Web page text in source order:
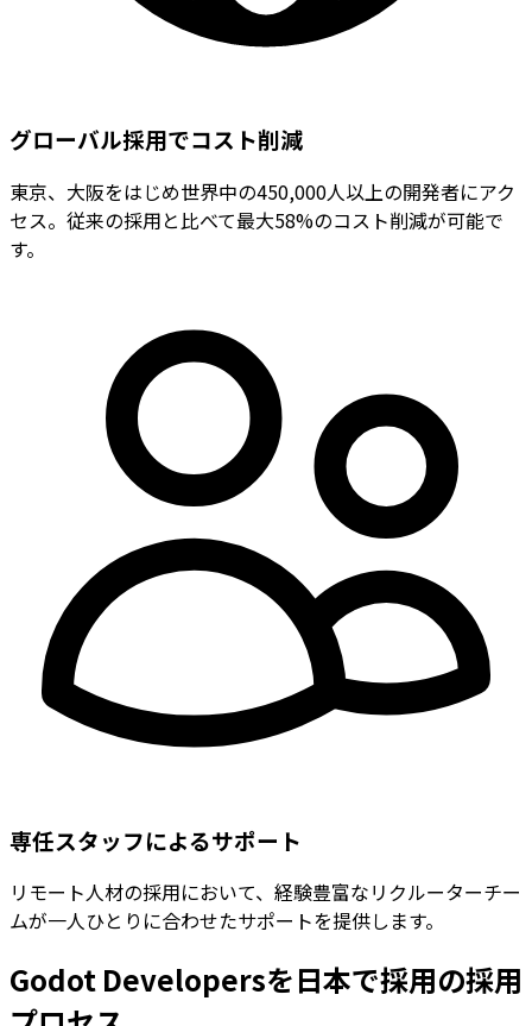
グローバル採用でコスト削減
東京、大阪をはじめ世界中の450,000人以上の開発者にアク
セス。従来の採用と比べて最大58%のコスト削減が可能で
す。
専任スタッフによるサポート
リモート人材の採用において、経験豊富なリクルーターチー
ムが一人ひとりに合わせたサポートを提供します。
Godot Developersを日本で採用の採用